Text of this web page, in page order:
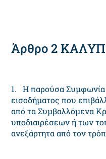
Άρθρο 2
1. H παρούσα Συμφωνία
εισοδήματος που
από τα Συμβαλλόμενα
υποδιαιρέσεων ή των
ανεξάρτητα από τον